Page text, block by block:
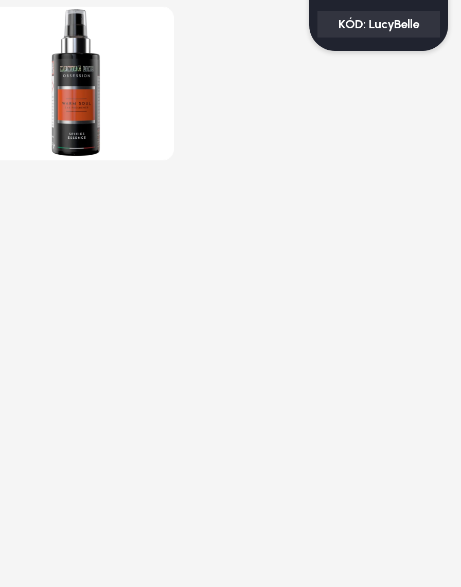
KÓD: LucyBelle